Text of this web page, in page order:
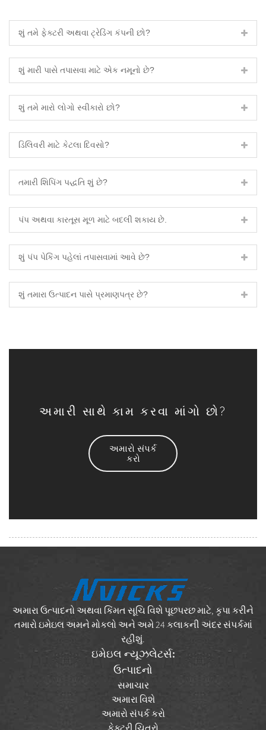
શું તમે ફેક્ટરી અથવા ટ્રેડિંગ કંપની છો?
શું મારી પાસે તપાસવા માટે એક નમૂનો છે?
શું તમે મારો લોગો સ્વીકારો છો?
ડિલિવરી માટે કેટલા દિવસો?
તમારી શિપિંગ પદ્ધતિ શું છે?
પંપ અથવા કારતૂસ મૂળ માટે બદલી શકાય છે.
શું પંપ પેકિંગ પહેલાં તપાસવામાં આવે છે?
શું તમારા ઉત્પાદન પાસે પ્રમાણપત્ર છે?
અમારી સાથે કામ કરવા માંગો છો?
અમારો સંપર્ક
કરો
અમારા ઉત્પાદનો અથવા કિંમત સૂચિ વિશે પૂછપરછ માટે, કૃપા કરીને
તમારો ઇમેઇલ અમને મોકલો અને અમે 24 કલાકની અંદર સંપર્કમાં
રહીશું.
ઇમેઇલ ન્યૂઝલેટર્સ:
ઉત્પાદનો
સમાચાર
અમારા વિશે
અમારો સંપર્ક કરો
ફેક્ટરી ચિત્રો